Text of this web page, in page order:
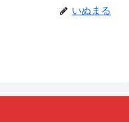
いぬまる